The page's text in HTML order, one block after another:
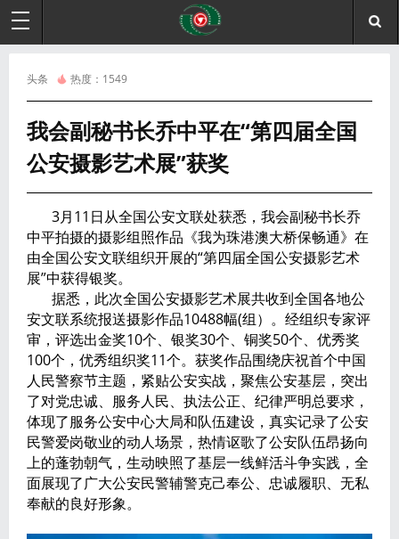
头条 热度： 1549
我会副秘书长乔中平在“第四届全国
公安摄影艺术展”获奖
3月11日从全国公安文联处获悉，我会副秘书长乔
中平拍摄的摄影组照作品《我为珠港澳大桥保畅通》在
由全国公安文联组织开展的“第四届全国公安摄影艺术
展”中获得银奖。
据悉，此次全国公安摄影艺术展共收到全国各地公
安文联系统报送摄影作品10488幅(组）。经组织专家评
审，评选出金奖10个、银奖30个、铜奖50个、优秀奖
100个，优秀组织奖11个。获奖作品围绕庆祝首个中国
人民警察节主题，紧贴公安实战，聚焦公安基层，突出
了对党忠诚、服务人民、执法公正、纪律严明总要求，
体现了服务公安中心大局和队伍建设，真实记录了公安
民警爱岗敬业的动人场景，热情讴歌了公安队伍昂扬向
上的蓬勃朝气，生动映照了基层一线鲜活斗争实践，全
面展现了广大公安民警辅警克己奉公、忠诚履职、无私
奉献的良好形象。